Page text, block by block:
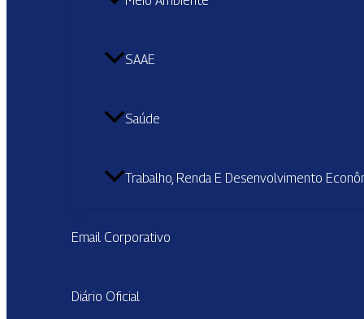
SAAE
Saúde
Trabalho, Renda E Desenvolvimento
Email Corporativo
Diário Oficial